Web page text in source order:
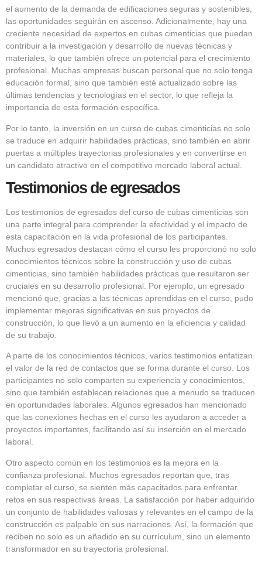
el aumento de la demanda de edificaciones seguras y sostenibles,
las oportunidades seguirán en ascenso. Adicionalmente, hay una
creciente necesidad de expertos en cubas cimenticias que puedan
contribuir a la investigación y desarrollo de nuevas técnicas y
materiales, lo que también ofrece un potencial para el crecimiento
profesional. Muchas empresas buscan personal que no solo tenga
educación formal, sino que también esté actualizado sobre las
últimas tendencias y tecnologías en el sector, lo que refleja la
importancia de esta formación específica.
Por lo tanto, la inversión en un curso de cubas cimenticias no solo
se traduce en adquirir habilidades prácticas, sino también en abrir
puertas a múltiples trayectorias profesionales y en convertirse en
un candidato atractivo en el competitivo mercado laboral actual.
Testimonios de egresados
Los testimonios de egresados del curso de cubas cimenticias son
una parte integral para comprender la efectividad y el impacto de
esta capacitación en la vida profesional de los participantes.
Muchos egresados destacan cómo el curso les proporcionó no solo
conocimientos técnicos sobre la construcción y uso de cubas
cimenticias, sino también habilidades prácticas que resultaron ser
cruciales en su desarrollo profesional. Por ejemplo, un egresado
mencionó que, gracias a las técnicas aprendidas en el curso, pudo
implementar mejoras significativas en sus proyectos de
construcción, lo que llevó a un aumento en la eficiencia y calidad
de su trabajo.
A parte de los conocimientos técnicos, varios testimonios enfatizan
el valor de la red de contactos que se forma durante el curso. Los
participantes no solo comparten su experiencia y conocimientos,
sino que también establecen relaciones que a menudo se traducen
en oportunidades laborales. Algunos egresados han mencionado
que las conexiones hechas en el curso les ayudaron a acceder a
proyectos importantes, facilitando así su inserción en el mercado
laboral.
Otro aspecto común en los testimonios es la mejora en la
confianza profesional. Muchos egresados reportan que, tras
completar el curso, se sienten más capacitados para enfrentar
retos en sus respectivas áreas. La satisfacción por haber adquirido
un conjunto de habilidades valiosas y relevantes en el campo de la
construcción es palpable en sus narraciones. Así, la formación que
reciben no solo es un añadido en su currículum, sino un elemento
transformador en su trayectoria profesional.